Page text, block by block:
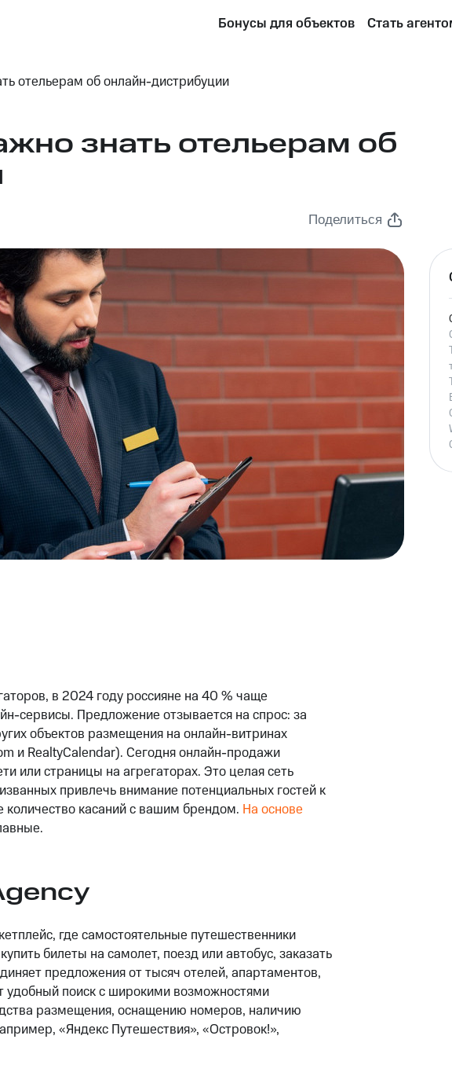
Бонусы для объектов Стать
отельерам об онлайн-дистрибуции
знать отельерам об
Поделиться
в 2024 году россияне на 40 % чаще
сервисы. Предложение отзывается на спрос: за
объектов размещения на онлайн-витринах
и RealtyCalendar). Сегодня онлайн-продажи
или страницы на агрегаторах. Это целая сеть
привлечь внимание потенциальных гостей к
касаний с вашим брендом. На основе
где самостоятельные путешественники
билеты на самолет, поезд или автобус, заказать
предложения от тысяч отелей, апартаментов,
удобный поиск с широкими возможностями
размещения, оснащению номеров, наличию
«Яндекс Путешествия», «Островок!»,